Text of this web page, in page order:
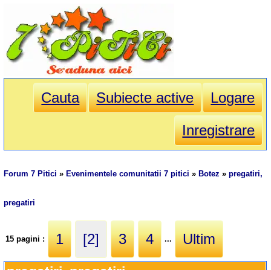
Cauta Subiecte active
Logare
Inregistrare
Forum 7 Pitici » Evenimentele comunitatii 7 pitici » Botez »pregatiri,
pregatiri
15 pagini : 1 [2] 3 4 ... Ultim